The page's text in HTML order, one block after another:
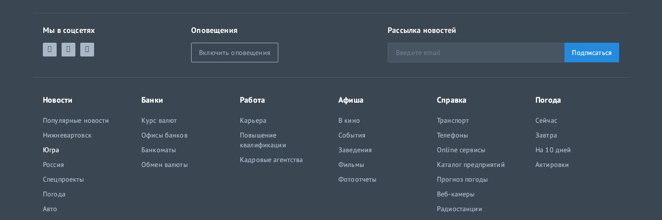
Мы в соцсетях Оповещения
Включить оповещения
Рассылка новостей
Подписаться
Новости
Популярные новости
Нижневартовск
Югра
Россия
Спецпроекты
Погода
Авто
Банки
Курс валют
Офисы банков
Банкоматы
Обмен валюты
Работа
Карьера
Повышение
квалификации
Кадровые агентства
Афиша
В кино
События
Заведения
Фильмы
Фотоотчеты
Справка
Транспорт
Телефоны
Online сервисы
Каталог предприятий
Прогноз погоды
Веб-камеры
Радиостанции
Погода
Сейчас
Завтра
На 10 дней
Актировки